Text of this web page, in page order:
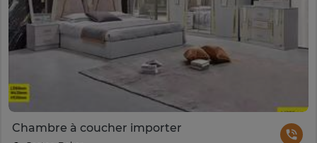
Chambre à coucher importer